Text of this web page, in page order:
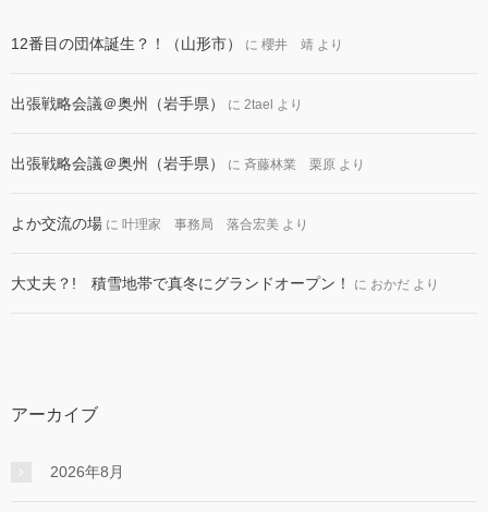
12番目の団体誕生？！（山形市） に 櫻井 靖 より
出張戦略会議＠奥州（岩手県） に 2tael より
出張戦略会議＠奥州（岩手県） に 斉藤林業 栗原 より
よか交流の場 に 叶理家 事務局 落合宏美 より
大丈夫？! 積雪地帯で真冬にグランドオープン！ に おかだ より
アーカイブ
2026年8月